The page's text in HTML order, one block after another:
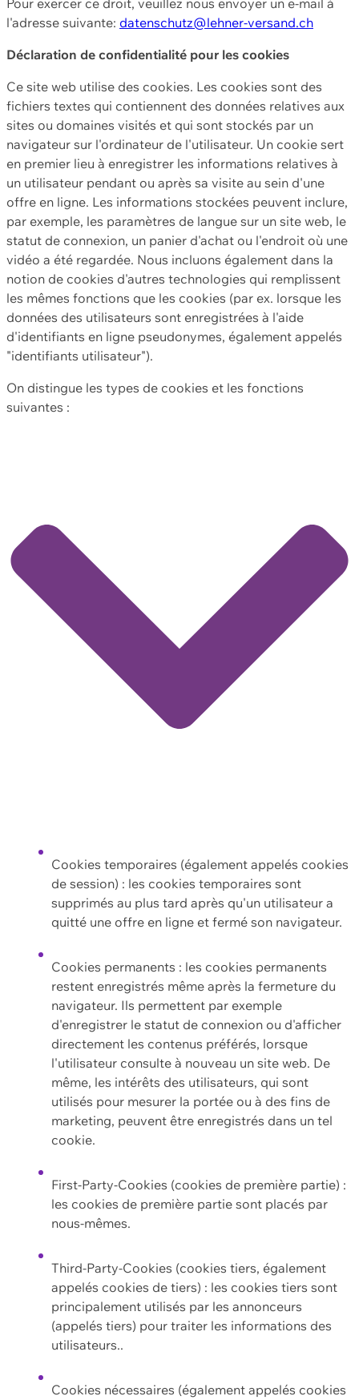
l'adresse suivante: datenschutz@lehner-versand.ch
Déclaration de confidentialité pour les cookies
Ce site web utilise des cookies. Les cookies sont des
fichiers textes qui contiennent des données relatives aux
sites ou domaines visités et qui sont stockés par un
navigateur sur l'ordinateur de l'utilisateur. Un cookie sert
en premier lieu à enregistrer les informations relatives à
un utilisateur pendant ou après sa visite au sein d'une
offre en ligne. Les informations stockées peuvent inclure,
par exemple, les paramètres de langue sur un site web, le
statut de connexion, un panier d'achat ou l'endroit où une
vidéo a été regardée. Nous incluons également dans la
notion de cookies d'autres technologies qui remplissent
les mêmes fonctions que les cookies (par ex. lorsque les
données des utilisateurs sont enregistrées à l'aide
d'identifiants en ligne pseudonymes, également appelés
"identifiants utilisateur").
On distingue les types de cookies et les fonctions
suivantes :
Cookies temporaires (également appelés cookies
de session) : les cookies temporaires sont
supprimés au plus tard après qu'un utilisateur a
quitté une offre en ligne et fermé son navigateur.
Cookies permanents : les cookies permanents
restent enregistrés même après la fermeture du
navigateur. Ils permettent par exemple
d'enregistrer le statut de connexion ou d'afficher
directement les contenus préférés, lorsque
l'utilisateur consulte à nouveau un site web. De
même, les intérêts des utilisateurs, qui sont
utilisés pour mesurer la portée ou à des fins de
marketing, peuvent être enregistrés dans un tel
cookie.
First-Party-Cookies (cookies de première partie) :
les cookies de première partie sont placés par
nous-mêmes.
Third-Party-Cookies (cookies tiers, également
appelés cookies de tiers) : les cookies tiers sont
principalement utilisés par les annonceurs
(appelés tiers) pour traiter les informations des
utilisateurs..
Cookies nécessaires (également appelés cookies